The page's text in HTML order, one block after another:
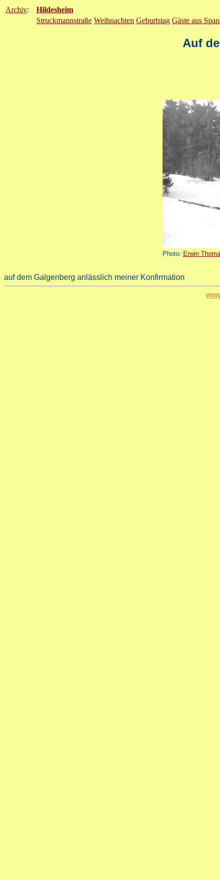
Archiv:
Hildesheim
Struckmannstraße Weihnachten Geburtstag Gäste aus
Auf
Photo: Erwin
auf dem Galgenberg anlässlich meiner Konfirmation